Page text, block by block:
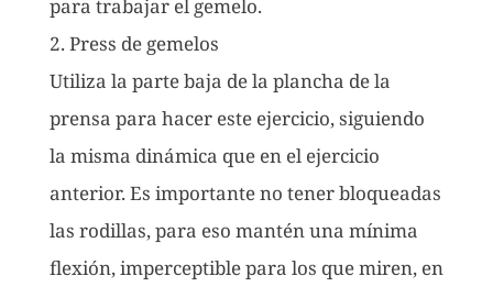
para trabajar el gemelo.
2. Press de gemelos
Utiliza la parte baja de la plancha de la
prensa para hacer este ejercicio, siguiendo
la misma dinámica que en el ejercicio
anterior. Es importante no tener bloqueadas
las rodillas, para eso mantén una mínima
flexión, imperceptible para los que miren, en